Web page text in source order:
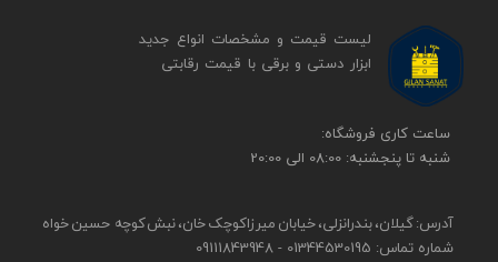
​​ساعت کاری فروشگاه:
شنبه تا پنجشنبه: 08:00 الی 20:00
آدرس: گیلان، بندرانزلی، خیابان میرزاکوچک خان، نبش کوچه حسین خواه
شماره تماس: 01344530195 - 09111843948
لیست قیمت و مشخصات انواع جدید
ابزار دستی و برقی ​​​​​​​با قیمت رقابتی